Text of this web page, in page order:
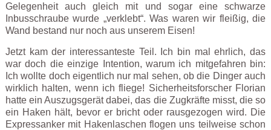
Gelegenheit auch gleich mit und sogar eine schwarze
Inbusschraube wurde „verklebt“. Was waren wir fleißig, die
Wand bestand nur noch aus unserem Eisen!
Jetzt kam der interessanteste Teil. Ich bin mal ehrlich, das
war doch die einzige Intention, warum ich mitgefahren bin:
Ich wollte doch eigentlich nur mal sehen, ob die Dinger auch
wirklich halten, wenn ich fliege! Sicherheitsforscher Florian
hatte ein Auszugsgerät dabei, das die Zugkräfte misst, die so
ein Haken hält, bevor er bricht oder rausgezogen wird. Die
Expressanker mit Hakenlaschen flogen uns teilweise schon